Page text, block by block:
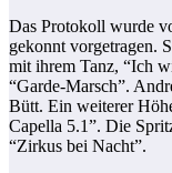
Das Protokoll wurde
gekonnt vorgetragen.
mit ihrem Tanz, “Ich
“Garde-Marsch”.
Bütt. Ein weiterer
Capella 5.1”. Die
“Zirkus bei Nacht”.